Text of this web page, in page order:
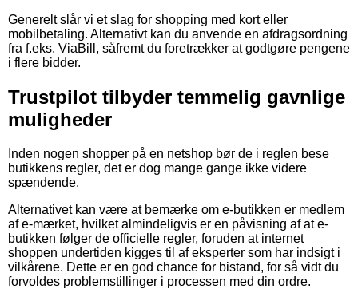
Generelt slår vi et slag for shopping med kort eller
mobilbetaling. Alternativt kan du anvende en afdragsordning
fra f.eks. ViaBill, såfremt du foretrækker at godtgøre pengene
i flere bidder.
Trustpilot tilbyder temmelig gavnlige
muligheder
Inden nogen shopper på en netshop bør de i reglen bese
butikkens regler, det er dog mange gange ikke videre
spændende.
Alternativet kan være at bemærke om e-butikken er medlem
af e-mærket, hvilket almindeligvis er en påvisning af at e-
butikken følger de officielle regler, foruden at internet
shoppen undertiden kigges til af eksperter som har indsigt i
vilkårene. Dette er en god chance for bistand, for så vidt du
forvoldes problemstillinger i processen med din ordre.